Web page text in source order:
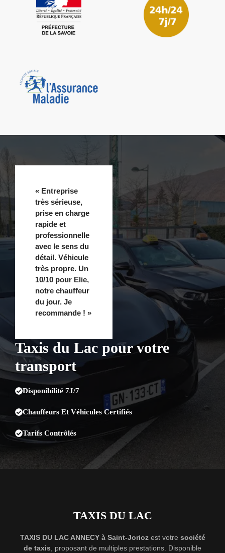
Taxis du Lac pour votre
transport
Disponibilité 7J/7
Chauffeurs Et Véhicules Certifiés
Tarifs Contrôlés
« Entreprise
très sérieuse,
prise en charge
rapide et
professionnelle
avec le sens du
détail. Véhicule
très propre. Un
10/10 pour Elie,
notre chauffeur
du jour. Je
recommande ! »
TAXIS DU LAC
TAXIS DU LAC ANNECY à Saint-Joriozest votre société
de taxis, proposant de multiples prestations. Disponible